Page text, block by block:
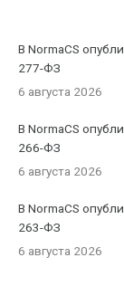
В NormaCS
277-ФЗ
6 августа 2026
В NormaCS
266-ФЗ
6 августа 2026
В NormaCS
263-ФЗ
6 августа 2026